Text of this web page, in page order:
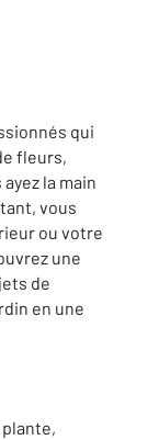
qui
fleurs,
la main
vous
ou votre
une
de
en une
plante,